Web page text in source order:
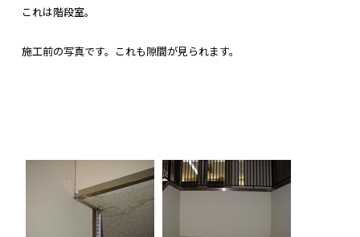
これは階段室。
施工前の写真です。これも隙間が見られます。